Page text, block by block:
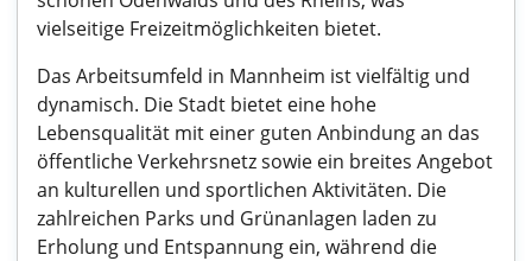
vielseitige Freizeitmöglichkeiten bietet.
Das Arbeitsumfeld in Mannheim ist vielfältig und
dynamisch. Die Stadt bietet eine hohe
Lebensqualität mit einer guten Anbindung an das
öffentliche Verkehrsnetz sowie ein breites Angebot
an kulturellen und sportlichen Aktivitäten. Die
zahlreichen Parks und Grünanlagen laden zu
Erholung und Entspannung ein, während die